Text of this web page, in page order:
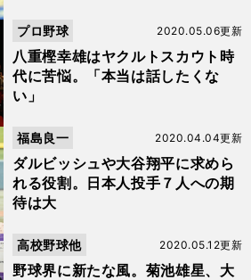
八重樫幸雄はヤクルトスカウト時
代に苦悩。「本当は話したくな
い」
2020.05.06更新
プロ野球
ダルビッシュや大谷翔平に求めら
れる役割。日本人投手７人への期
待は大
2020.04.04更新
福島良一
野球界に新たな風。菊池雄星、大
2020.05.12更新
高校野球他